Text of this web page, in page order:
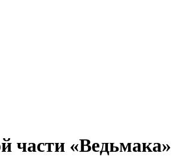
части «Ведьмака»